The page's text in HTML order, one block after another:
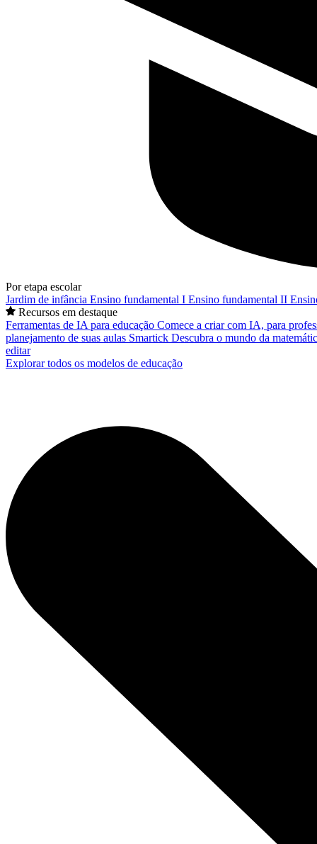
Por etapa escolar
Jardim de infância Ensino fundamental I Ensino fundamental II
Recursos em destaque
Ferramentas de IA para educação Comece a criar com IA, para
planejamento de suas aulas Smartick Descubra o mundo da
editar
Explorar todos os modelos de educação